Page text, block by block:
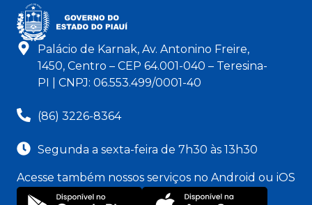
Palácio de Karnak, Av. Antonino Freire,
1450, Centro – CEP 64.001-040 – Teresina-
PI | CNPJ: 06.553.499/0001-40
(86) 3226-8364
Segunda a sexta-feira de 7h30 às 13h30
Acesse também nossos serviços no Android ou iOS